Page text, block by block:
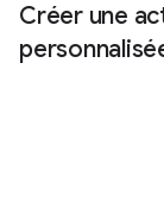
Créer une